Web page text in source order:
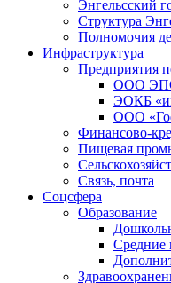
Энгельсский
Структура
Полномочия
Инфраструктура
Предприятия
ООО
ЭОКБ
ООО
Финансово-
Пищевая
Связь, почта
Соцсфера
Образование
Средние